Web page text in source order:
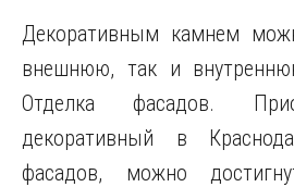
Декоративным камнем
внешнюю, так и
Отделка фасадов.
декоративный в
фасадов, можно